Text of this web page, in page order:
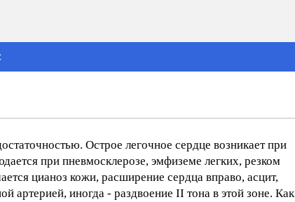
Острое легочное сердце возникает при
при пневмосклерозе, эмфиземе легких, резком
цианоз кожи, расширение сердца вправо, асцит,
артерией, иногда - раздвоение II тона в этой зоне. Как